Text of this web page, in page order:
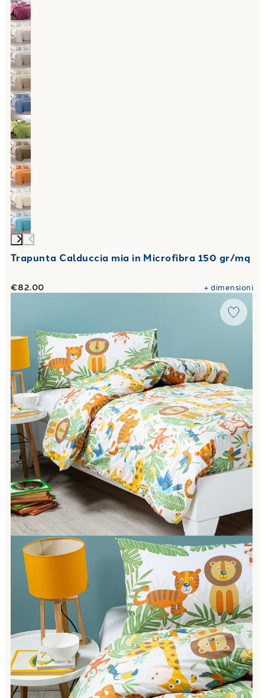
Trapunta Calduccia mia in Microfibra 150 gr/mq
€82.00 +dimensioni
Completo Copripiumino tropical in Cotone 50X80